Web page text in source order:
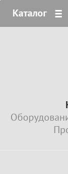
Каталог